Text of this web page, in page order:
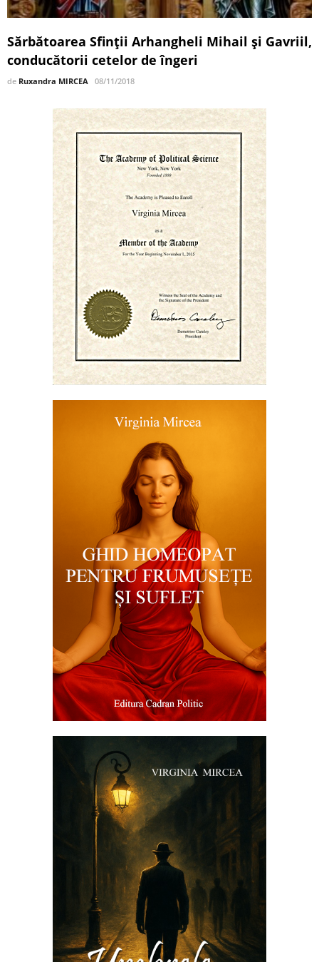
Sărbătoarea Sfinții Arhangheli Mihail şi Gavriil,
conducătorii cetelor de îngeri
de Ruxandra MIRCEA 08/11/2018